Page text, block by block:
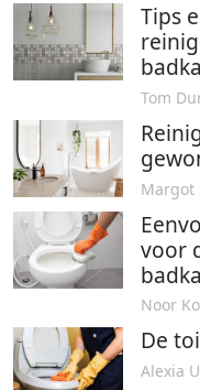
Tips
Tom
Margot
voor
Noor
De
Alexia